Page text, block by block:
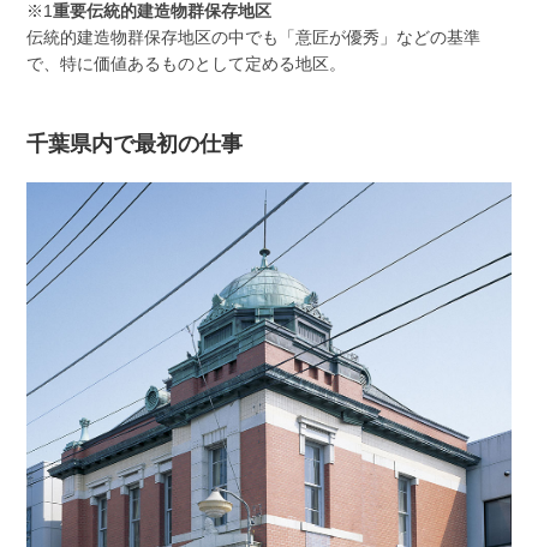
※1重要伝統的建造物群保存地区
伝統的建造物群保存地区の中でも「意匠が優秀」などの基準
で、特に価値あるものとして定める地区。
千葉県内で最初の仕事